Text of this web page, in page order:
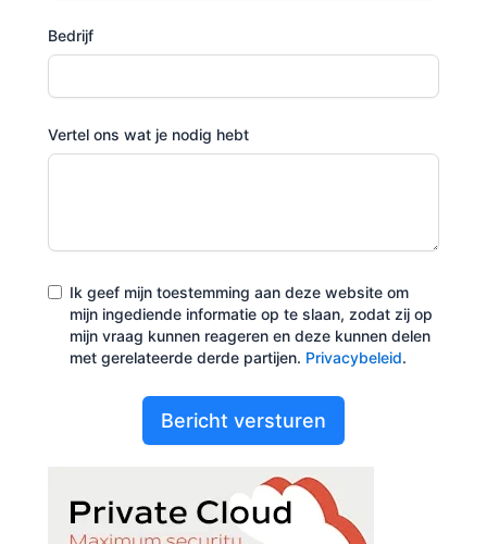
Bedrijf
Vertel ons wat je nodig hebt
Ik geef mijn toestemming aan deze website om
mijn ingediende informatie op te slaan, zodat zij op
mijn vraag kunnen reageren en deze kunnen delen
met gerelateerde derde partijen. Privacybeleid.
Bericht versturen